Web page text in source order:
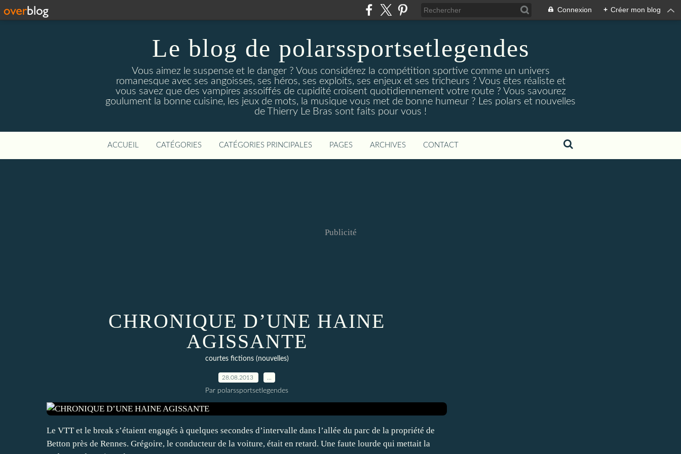
Connexion + Créer mon blog
Le blog de polarssportsetlegendes
Vous aimez le suspense et le danger ? Vous considérez la compétition sportive comme un univers
romanesque avec ses angoisses, ses héros, ses exploits, ses enjeux et ses tricheurs ? Vous êtes réaliste et
vous savez que des vampires assoiffés de cupidité croisent quotidiennement votre route ? Vous savourez
goulument la bonne cuisine, les jeux de mots, la musique vous met de bonne humeur ? Les polars et nouvelles
de Thierry Le Bras sont faits pour vous !
ACCUEIL CATÉGORIES CATÉGORIES PRINCIPALES PAGES ARCHIVES CONTACT
Publicité
CHRONIQUE D’UNE HAINE
AGISSANTE
courtes fictions (nouvelles)
28.08.2013
Par polarssportsetlegendes
Le VTT et le break s’étaient engagés à quelques secondes d’intervalle dans l’allée du parc de la propriété de
Betton près de Rennes. Grégoire, le conducteur de la voiture, était en retard. Une faute lourde qui mettait la